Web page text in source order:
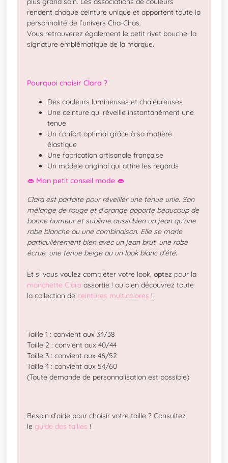
rendent chaque ceinture unique et apportent toute la
personnalité de l’univers Cha-Chas.
Vous retrouverez également le petit rivet bouche, la
signature emblématique de la marque.
Pourquoi choisir Clara ?
Des couleurs lumineuses et chaleureuses
Une ceinture qui réveille instantanément une
tenue
Un confort optimal grâce à sa matière
élastique
Une fabrication artisanale française
Un modèle original qui attire les regards
👄 Mon petit conseil mode 👄
Clara est parfaite pour réveiller une tenue unie. Son
mélange de rouge et d’orange apporte beaucoup de
bonne humeur et sublime aussi bien un jean qu’une
robe blanche ou une combinaison. Elle se marie
particulièrement bien avec un jean brut, une robe
écrue, une tenue beige ou un look blanc d’été.
Et si vous voulez compléter votre look, optez pour la
manchette Clara assortie ! ou bien découvrez toute
la collection deceintures multicolores !
Taille 1 : convient aux 34/38
Taille 2 : convient aux 40/44
Taille 3 : convient aux 46/52
Taille 4 : convient aux 54/60
(Toute demande de personnalisation est possible)
Besoin d’aide pour choisir votre taille ? Consultez
leguide des tailles !